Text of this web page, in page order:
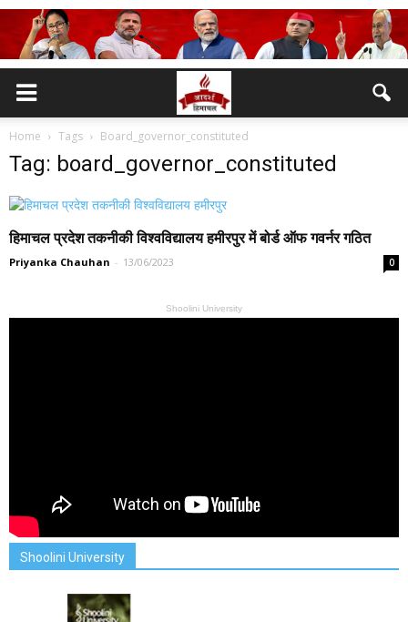
Home Tags Board_governor_constituted
Tag: board_governor_constituted
हिमाचल प्रदेश तकनीकी विश्वविद्यालय हमीरपुर में बोर्ड ऑफ गवर्नर गठित
Priyanka Chauhan - 13/06/2023 0
Shoolini University
Shoolini University